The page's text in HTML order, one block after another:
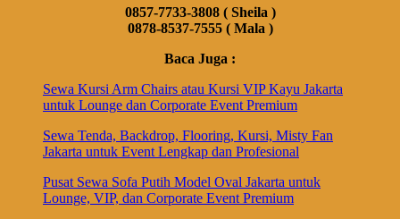
0857-7733-3808 ( Sheila )
0878-8537-7555 ( Mala )
Baca Juga :
Sewa Kursi Arm Chairs atau Kursi VIP Kayu Jakarta
untuk Lounge dan Corporate Event Premium
Sewa Tenda, Backdrop, Flooring, Kursi, Misty Fan
Jakarta untuk Event Lengkap dan Profesional
Pusat Sewa Sofa Putih Model Oval Jakarta untuk
Lounge, VIP, dan Corporate Event Premium